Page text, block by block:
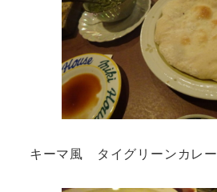
キーマ風 タイグリーンカレー